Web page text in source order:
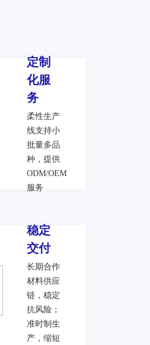
定制
化服
务
柔性生产
线支持小
批量多品
种，提供
ODM/OEM
服务
稳定
交付
长期合作
材料供应
链，稳定
抗风险；
准时制生
产，缩短